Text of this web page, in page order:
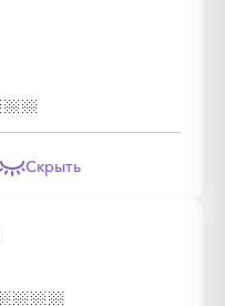
Скрыть